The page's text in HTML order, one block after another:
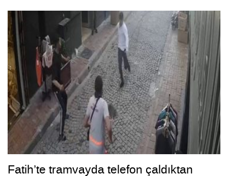
Fatih’te tramvayda telefon çaldıktan